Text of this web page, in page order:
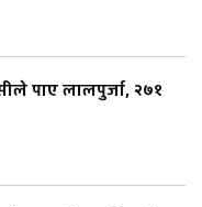
पाए लालपुर्जा, २७१